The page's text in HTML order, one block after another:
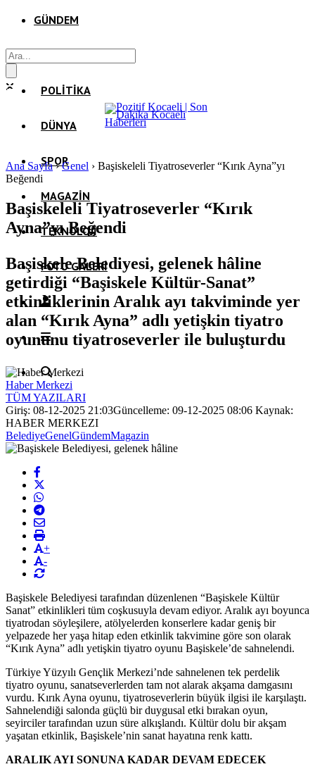
GÜNDEM
POLITIKA
DÜNYA
SPOR
MAGAZIN
TEKNOLOJI
FOTO GALERI
Ana Sayfa›Genel › Başiskeleli Tiyatroseverler “Kırık Ayna”yı
Beğendi
Başiskeleli Tiyatroseverler “Kırık
Ayna”yı Beğendi
Başiskele Belediyesi, gelenek hâline
getirdiği “Başiskele Kültür-Sanat”
etkinliklerinin Aralık ayı takviminde yer
alan “Kırık Ayna” adlı yetişkin tiyatro
oyununu tiyatroseverler ile buluşturdu
Haber Merkezi
TÜM YAZILARI
Giriş: 08-12-2025 21:03Güncelleme: 09-12-2025 08:06 Kaynak:
HABER MERKEZI
BelediyeGenelGündemMagazin
+
-
Başiskele Belediyesi tarafından düzenlenen “Başiskele Kültür
Sanat” etkinlikleri tüm coşkusuyla devam ediyor. Aralık ayı boyunca
tiyatrodan söyleşilere, atölyelerden konserlere kadar geniş bir
yelpazede her yaşa hitap eden etkinlik takvimine göre son olarak
“Kırık Ayna” adlı yetişkin tiyatro oyunu Başiskele’de sahnelendi.
Türkiye Yüzyılı Gençlik Merkezi’nde sahnelenen tek perdelik
tiyatro oyunu, sanatseverlerden tam not alarak akşama damgasını
vurdu. Kırık Ayna oyunu, tiyatroseverlerin büyük ilgisi ile karşılaştı.
Sahnelendiği salonda güçlü bir duygusal etki bırakan oyun,
seyirciler tarafından uzun süre alkışlandı. Kültür dolu bir akşam
yaşatan etkinlik, Başiskele’nin sanat hayatına renk kattı.
ARALIK AYI SONUNA KADAR DEVAM EDECEK